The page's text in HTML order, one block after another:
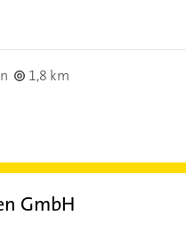
1,8 km
GmbH